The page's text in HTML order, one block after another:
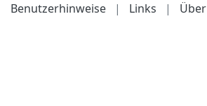
Benutzerhinweise
| Links | Über